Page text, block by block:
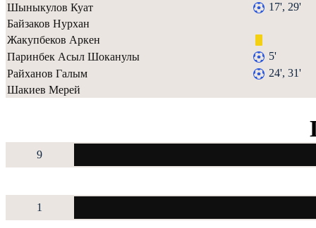
Шыныкулов Куат
17', 29'
Байзаков Нурхан
Жакупбеков Аркен
Паринбек Асыл Шоканулы
5'
Райханов Галым
24', 31'
Шакиев Мерей
9
1